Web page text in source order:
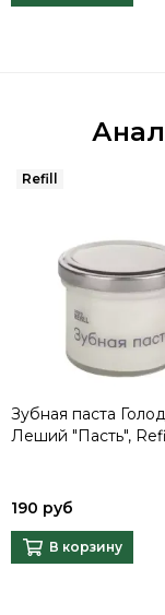
Зубная паста
Леший "Пасть",
190 руб
В корзину